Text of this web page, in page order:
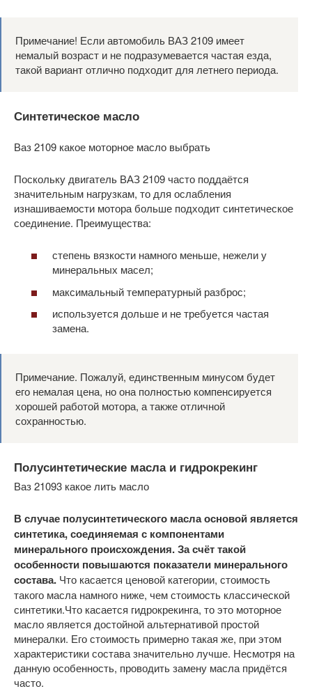
Примечание! Если автомобиль ВАЗ 2109 имеет
немалый возраст и не подразумевается частая езда,
такой вариант отлично подходит для летнего периода.
Синтетическое масло
Ваз 2109 какое моторное масло выбрать
Поскольку двигатель ВАЗ 2109 часто поддаётся
значительным нагрузкам, то для ослабления
изнашиваемости мотора больше подходит синтетическое
соединение. Преимущества:
степень вязкости намного меньше, нежели у
минеральных масел;
максимальный температурный разброс;
используется дольше и не требуется частая
замена.
Примечание. Пожалуй, единственным минусом будет
его немалая цена, но она полностью компенсируется
хорошей работой мотора, а также отличной
сохранностью.
Полусинтетические масла и гидрокрекинг
Ваз 21093 какое лить масло
В случае полусинтетического масла основой является
синтетика, соединяемая с компонентами
минерального происхождения. За счёт такой
особенности повышаются показатели минерального
состава. Что касается ценовой категории, стоимость
такого масла намного ниже, чем стоимость классической
синтетики.Что касается гидрокрекинга, то это моторное
масло является достойной альтернативой простой
минералки. Его стоимость примерно такая же, при этом
характеристики состава значительно лучше. Несмотря на
данную особенность, проводить замену масла придётся
часто.